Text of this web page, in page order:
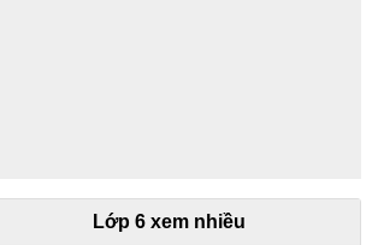
Lớp 6 xem nhiều